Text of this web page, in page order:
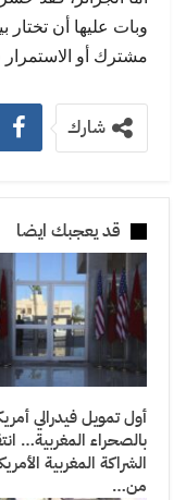
وبات عليها أن
مشترك أو
شارك
قد يعجبك ايضا
أول تمويل فيدرالي
بالصحراء المغربية…
الشراكة المغربية
من…